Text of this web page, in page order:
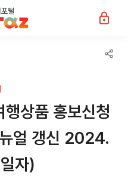
상품 홍보신청
얼 갱신 2024.
자)